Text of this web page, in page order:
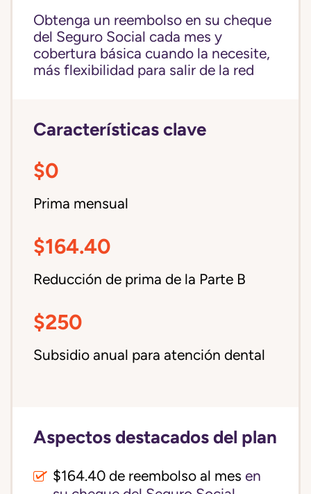
Obtenga un reembolso en su cheque
del Seguro Social cada mes y
cobertura básica cuando la necesite,
más flexibilidad para salir de la red
Características clave
$0
Prima mensual
$164.40
Reducción de prima de la Parte B
$250
Subsidio anual para atención dental
Aspectos destacados del plan
$164.40 de reembolso al mes en